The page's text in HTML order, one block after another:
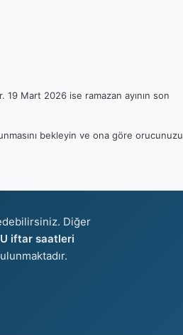
19 Mart 2026 ise ramazan ayının son
bekleyin ve ona göre orucunuzu
Diğer
iftar saatleri